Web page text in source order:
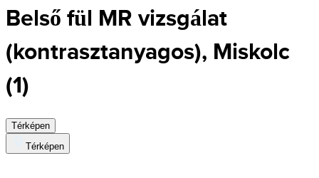
Belső fül MR vizsgálat
(kontrasztanyagos), Miskolc
(1)
Térképen
Térképen